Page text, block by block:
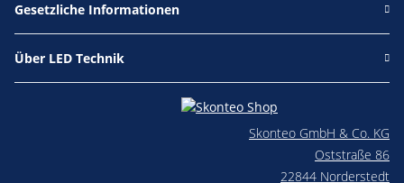
Gesetzliche Informationen
Über LED Technik
Skonteo GmbH & Co. KG
Oststraße 86
22844 Norderstedt